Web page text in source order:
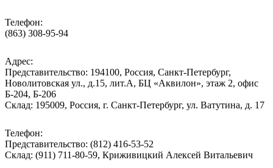
Телефон:
(863) 308-95-94
Адрес:
Представительство: 194100, Россия, Санкт-Петербург,
Новолитовская ул., д.15, лит.А, БЦ «Аквилон», этаж 2, офис
Б-204, Б-206
Склад: 195009, Россия, г. Санкт-Петербург, ул. Ватутина, д. 17
Телефон:
Представительство: (812) 416-53-52
Склад: (911) 711-80-59, Криживицкий Алексей Витальевич